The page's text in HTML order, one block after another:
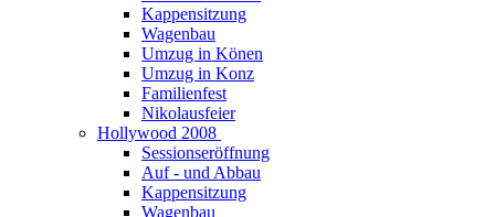
Kappensitzung
Wagenbau
Umzug in Könen
Umzug in Konz
Familienfest
Nikolausfeier
Hollywood 2008
Sessionseröffnung
Auf - und Abbau
Kappensitzung
Wagenbau